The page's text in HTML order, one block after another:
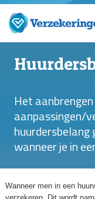
Het
aanpassingen/
huurdersbelang
wanneer je in
Wanneer men in een